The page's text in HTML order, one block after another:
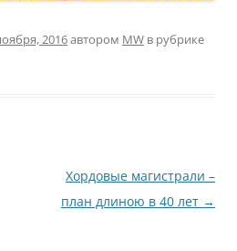
2016автором MW в рубрике
Хордовые магистрали –
план длиною в 40 лет →